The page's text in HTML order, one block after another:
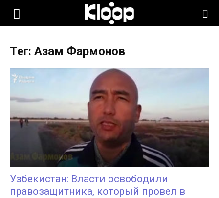
KLOOP.KG
Новости
Кыргызстана
Тег: Азам Фармонов
Узбекистан: Власти освободили
правозащитника, который провел в